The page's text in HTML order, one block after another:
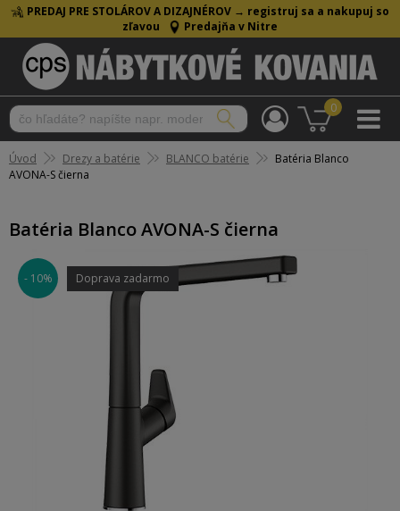
PREDAJ PRE STOLÁROV A DIZAJNÉROV → registruj sa a nakupuj so
zľavou
Predajňa v Nitre
0
Úvod Drezy a batérie BLANCO batérie
Batéria Blanco
AVONA-S čierna
Batéria Blanco AVONA-S čierna
- 10% Doprava zadarmo